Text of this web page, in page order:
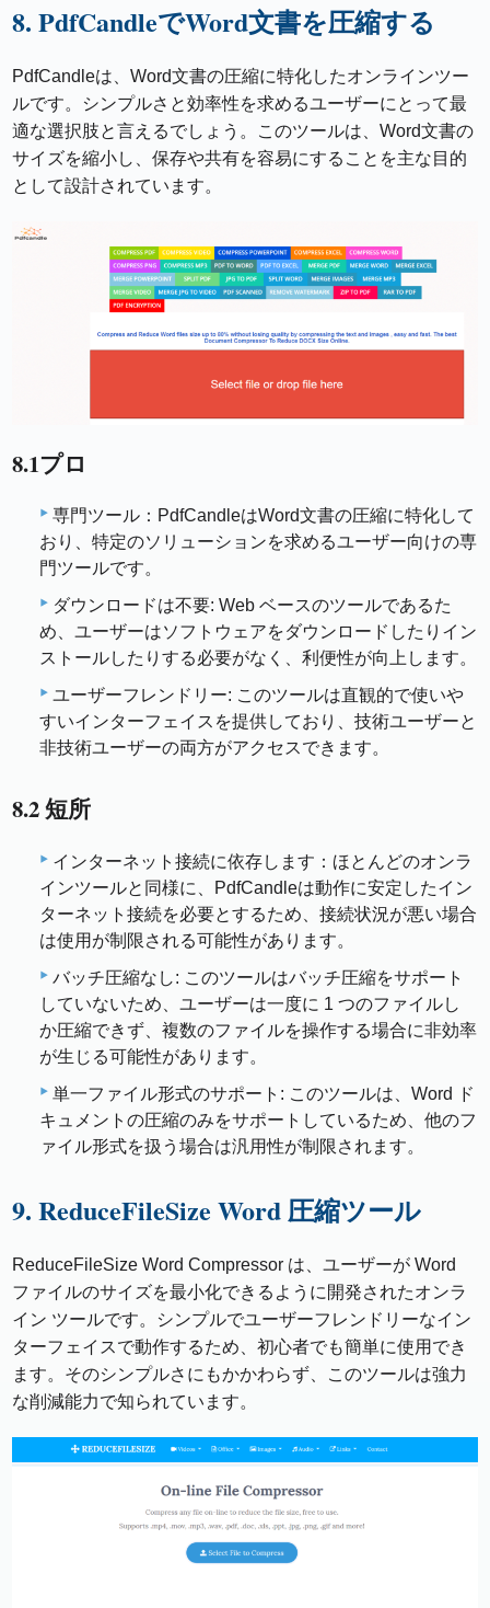
8. PdfCandleでWord文書を圧縮する
PdfCandleは、Word文書の圧縮に特化したオンラインツー
ルです。シンプルさと効率性を求めるユーザーにとって最
適な選択肢と言えるでしょう。このツールは、Word文書の
サイズを縮小し、保存や共有を容易にすることを主な目的
として設計されています。
8.1プロ
専門ツール：PdfCandleはWord文書の圧縮に特化して
おり、特定のソリューションを求めるユーザー向けの専
門ツールです。
ダウンロードは不要: Web ベースのツールであるた
め、ユーザーはソフトウェアをダウンロードしたりイン
ストールしたりする必要がなく、利便性が向上します。
ユーザーフレンドリー: このツールは直観的で使いや
すいインターフェイスを提供しており、技術ユーザーと
非技術ユーザーの両方がアクセスできます。
8.2 短所
インターネット接続に依存します：ほとんどのオンラ
インツールと同様に、PdfCandleは動作に安定したイン
ターネット接続を必要とするため、接続状況が悪い場合
は使用が制限される可能性があります。
バッチ圧縮なし: このツールはバッチ圧縮をサポート
していないため、ユーザーは一度に 1 つのファイルし
か圧縮できず、複数のファイルを操作する場合に非効率
が生じる可能性があります。
単一ファイル形式のサポート: このツールは、Word ド
キュメントの圧縮のみをサポートしているため、他のフ
ァイル形式を扱う場合は汎用性が制限されます。
9. ReduceFileSize Word 圧縮ツール
ReduceFileSize Word Compressor は、ユーザーが Word
ファイルのサイズを最小化できるように開発されたオンラ
イン ツールです。シンプルでユーザーフレンドリーなイン
ターフェイスで動作するため、初心者でも簡単に使用でき
ます。そのシンプルさにもかかわらず、このツールは強力
な削減能力で知られています。